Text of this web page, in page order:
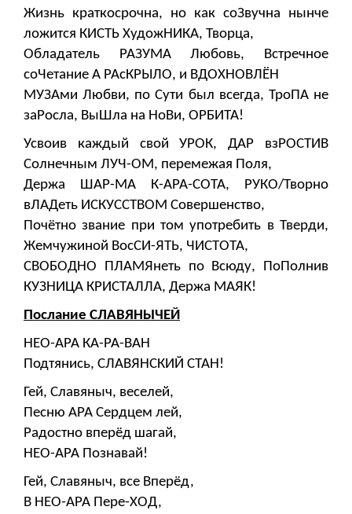
Жизнь краткосрочна, но как соЗвучна нынче
ложится КИСТЬ ХудожНИКА, Творца,
Обладатель РАЗУМА Любовь, Встречное
соЧетание А РАсКРЫЛО, и ВДОХНОВЛЁН
МУЗАми Любви, по Сути был всегда, ТроПА не
заРосла, ВыШла на НоВи, ОРБИТА!
Усвоив каждый свой УРОК, ДАР взРОСТИВ
Солнечным ЛУЧ-ОМ, перемежая Поля,
Держа ШАР-МА К-АРА-СОТА, РУКО/Творно
вЛАДеть ИСКУССТВОМ Совершенство,
Почётно звание при том употребить в Тверди,
Жемчужиной ВосСИ-ЯТЬ, ЧИСТОТА,
СВОБОДНО ПЛАМЯнеть по Всюду, ПоПолнив
КУЗНИЦА КРИСТАЛЛА, Держа МАЯК!
Послание СЛАВЯНЫЧЕЙ
НЕО-АРА КА-РА-ВАН
Подтянись, СЛАВЯНСКИЙ СТАН!
Гей, Славяныч, веселей,
Песню АРА Сердцем лей,
Радостно вперёд шагай,
НЕО-АРА Познавай!
Гей, Славяныч, все Вперёд,
В НЕО-АРА Пере-ХОД,